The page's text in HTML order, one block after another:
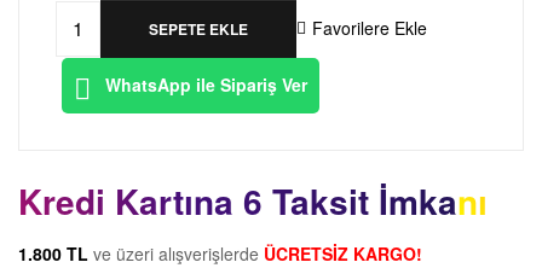
SEPETE EKLE Favorilere Ekle
WhatsApp ile Sipariş Ver
Kredi Kartına 6 Taksit İmkanı
1.800 TL ve üzeri alışverişlerde ÜCRETSİZ KARGO!